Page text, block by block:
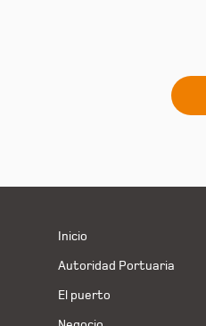
Inicio
Autoridad Portuaria
El puerto